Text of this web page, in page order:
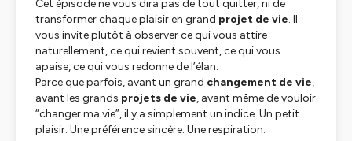
Cet épisode ne vous dira pas de tout quitter, ni de
transformer chaque plaisir en grand projet de vie. Il
vous invite plutôt à observer ce qui vous attire
naturellement, ce qui revient souvent, ce qui vous
apaise, ce qui vous redonne de l’élan.
Parce que parfois, avant un grand changement de vie,
avant les grands projets de vie, avant même de vouloir
“changer ma vie”, il y a simplement un indice. Un petit
plaisir. Une préférence sincère. Une respiration.